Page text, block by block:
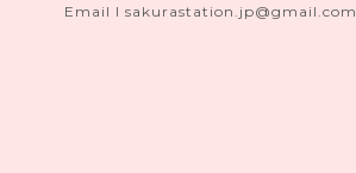
Email I sakurastation.jp@gmail.com